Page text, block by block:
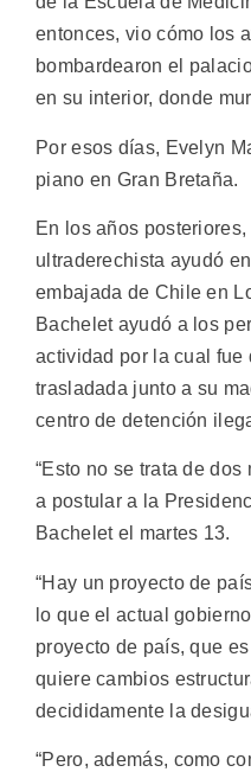
entonces, vio cómo los
bombardearon el
en su interior, donde
Por esos días, Evelyn
piano en Gran Bretaña.
En los años
ultraderechista ayudó
embajada de Chile en
Bachelet ayudó a los
actividad por la cual fue
trasladada junto a su
centro de detención
“Esto no se trata de
a postular a la
Bachelet el martes 13.
“Hay un proyecto de
lo que el actual
proyecto de país, que
quiere cambios
decididamente la
“Pero, además, como